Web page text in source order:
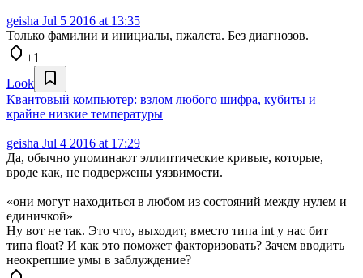
geisha Jul 5 2016 at 13:35
Только фамилии и инициалы, пжалста. Без диагнозов.
+1
Look
Квантовый компьютер: взлом любого шифра, кубиты и
крайне низкие температуры
geisha Jul 4 2016 at 17:29
Да, обычно упоминают эллиптические кривые, которые,
вроде как, не подвержены уязвимости.
«они могут находиться в любом из состояний между нулем и
единичкой»
Ну вот не так. Это что, выходит, вместо типа int у нас бит
типа float? И как это поможет факторизовать? Зачем вводить
неокрепшие умы в заблуждение?